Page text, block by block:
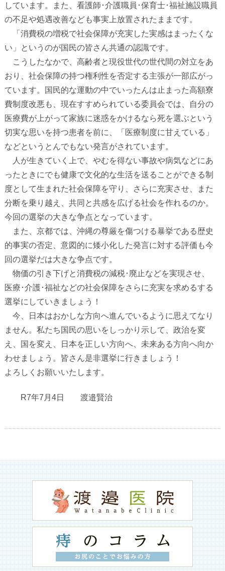
しています。また、看護師･介護職員･保育士･福祉施設職員
の不足や処遇改善なども事実上放置されたままです。
「消費税の増税で社会保障が充実した実感はまったくな
い」というのが国民の皆さん共通の認識です。
こうしたなかで、高齢者と現役世代の世代間の対立をあ
おり、社会保障の持つ権利性を否定する主張が一部広がっ
ています。国民的な運動の中でいったんは止まった高額寮
費制度改悪も、現在すすめられている委員会では、自分の
医療費が上がって家族に迷惑をかけるなら死を選ぶという
切実な思いを持つ患者を前に、「医療制度に甘えている」
などというとんでもない発言がされています。
人が生きていく上で、やむを得ない事故や病気などにあ
ったときにでも健康で文化的な生活を送ることができる制
度として生まれた社会保障を守り、さらに充実させ、また
分断を乗り越え、共同と共感を広げる社会を作れるのか。
今回の選挙の大きな争点となっています。
また、京都では、沖縄の尊厳を傷つける暴挙である歴史
的事実の否定、意図的に矮小化した発言に対する評価も今
回の選挙だは大きな争点です。
物価の引き下げと消費税の減税･廃止などを実現させ、
医療･介護･福祉などの社会保障をさらに充実を求めるする
選挙にしていきましょう！
今、日本はおかしな方向へ進んでいるように思えてなり
ません。私たち国民の思いをしっかり示して、政治を変
え、国を変え、日本を正しい方向へ、未来ある方向へ向か
わせましょう。皆さん是非選挙に行きましょう！
よろしくお願いいたします。
R7年7月4日 渡邉賢治